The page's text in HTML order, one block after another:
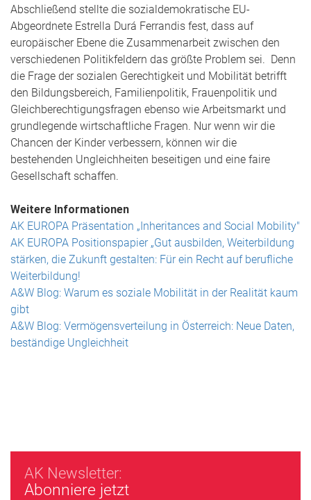
Abschließend stellte die sozialdemokratische EU-
Abgeordnete Estrella Durá Ferrandis fest, dass auf
europäischer Ebene die Zusammenarbeit zwischen den
verschiedenen Politikfeldern das größte Problem sei. Denn
die Frage der sozialen Gerechtigkeit und Mobilität betrifft
den Bildungsbereich, Familienpolitik, Frauenpolitik und
Gleichberechtigungsfragen ebenso wie Arbeitsmarkt und
grundlegende wirtschaftliche Fragen. Nur wenn wir die
Chancen der Kinder verbessern, können wir die
bestehenden Ungleichheiten beseitigen und eine faire
Gesellschaft schaffen.
Weitere Informationen
AK EUROPA Präsentation „Inheritances and Social Mobility"
AK EUROPA Positionspapier „Gut ausbilden, Weiterbildung
stärken, die Zukunft gestalten: Für ein Recht auf berufliche
Weiterbildung!
A&W Blog: Warum es soziale Mobilität in der Realität kaum
gibt
A&W Blog: Vermögensverteilung in Österreich: Neue Daten,
beständige Ungleichheit
AK Newsletter:
Abonniere jetzt